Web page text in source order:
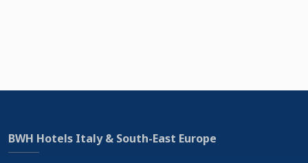
BWH Hotels Italy & South-East Europe